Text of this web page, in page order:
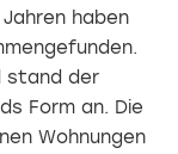
haben
stand der
Form an. Die
Wohnungen